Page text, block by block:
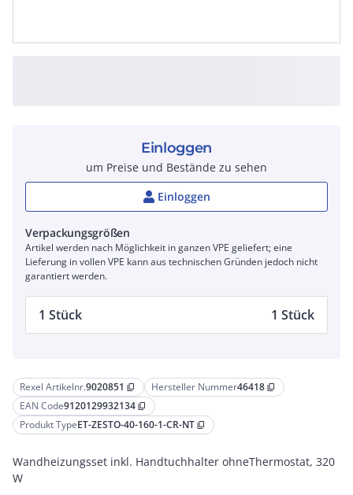
Rexel Artikelnr.9020851 content_copy Hersteller Nummer46418 content_copy
EAN Code9120129932134 content_copy
Produkt TypeET-ZESTO-40-160-1-CR-NT content_copy
Wandheizungsset inkl. Handtuchhalter ohneThermostat, 320
W
Einloggen
um Preise und Bestände zu sehen
Einloggen
Verpackungsgrößen
Artikel werden nach Möglichkeit in ganzen VPE geliefert; eine
Lieferung in vollen VPE kann aus technischen Gründen jedoch nicht
garantiert werden.
1 Stück 1 Stück